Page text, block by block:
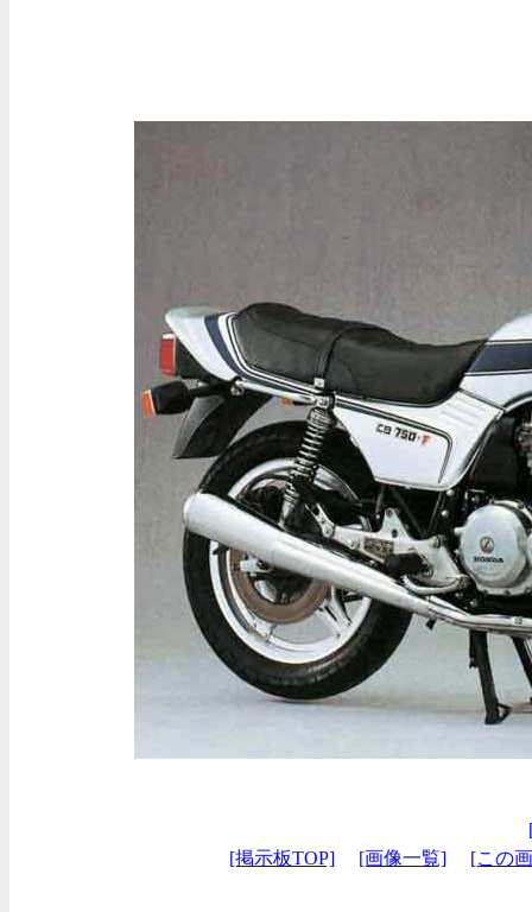
[掲示板TOP]
[画像一覧] [この